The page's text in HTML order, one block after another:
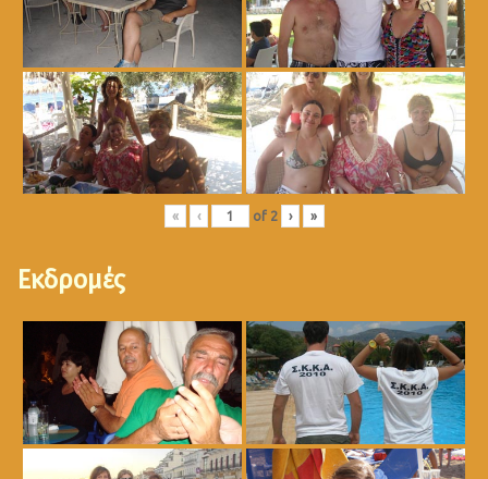
« ‹ of 2 › »
Εκδρομές